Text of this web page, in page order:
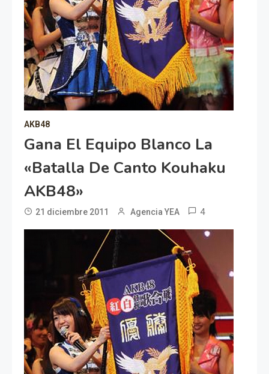
AKB48
Gana El Equipo Blanco La
«Batalla De Canto Kouhaku
AKB48»
21 diciembre 2011 Agencia YEA 4